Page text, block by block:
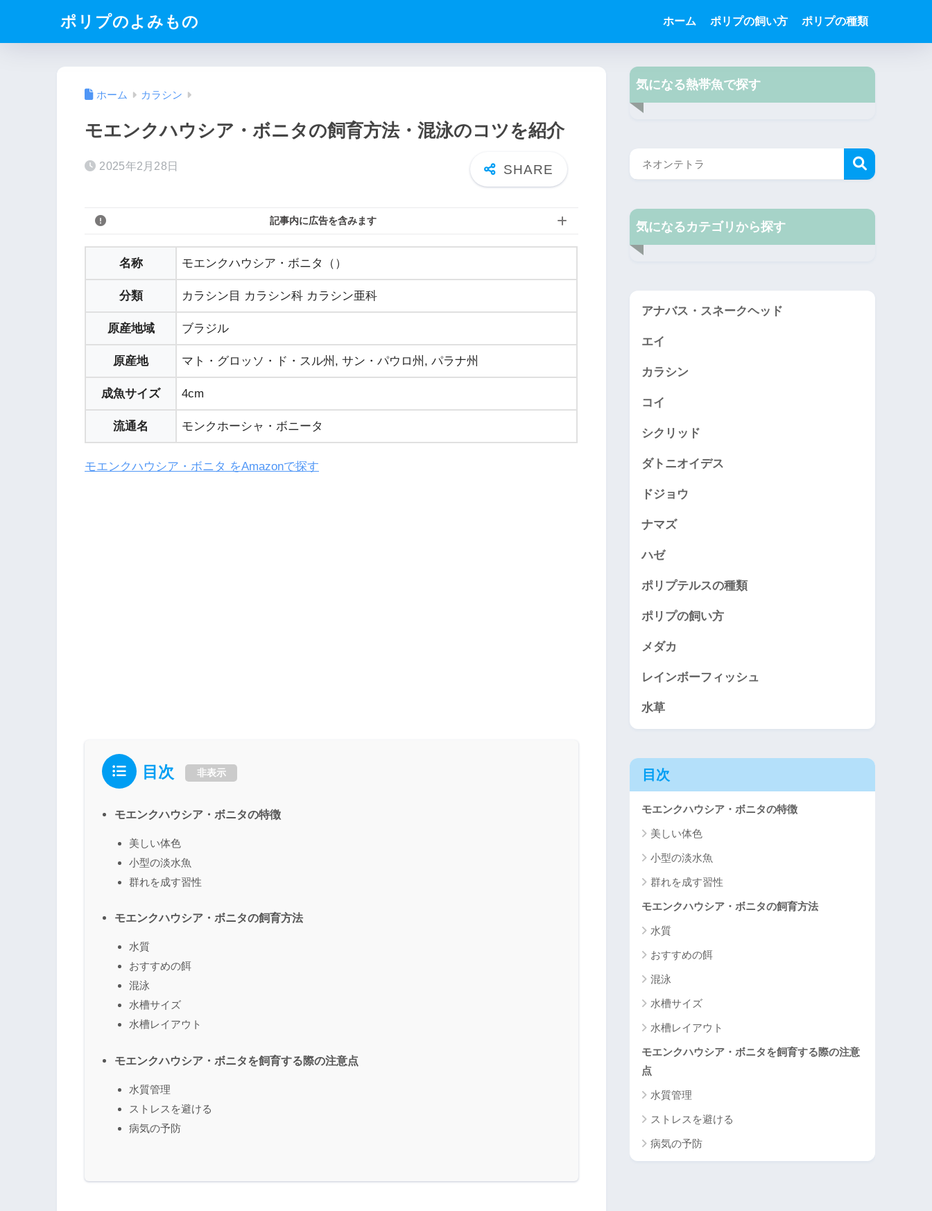
ポリプのよみもの ホーム ポリプの飼い方 ポリプの種類
ホーム カラシン
モエンクハウシア・ボニタの飼育方法・混泳のコツを紹介
2025年2月28日
記事内に広告を含みます
名称 モエンクハウシア・ボニタ（）
分類 カラシン目 カラシン科 カラシン亜科
原産地域 ブラジル
原産地 マト・グロッソ・ド・スル州, サン・パウロ州, パラナ州
成魚サイズ 4cm
流通名 モンクホーシャ・ボニータ
モエンクハウシア・ボニタ をAmazonで探す
目次 非表示
モエンクハウシア・ボニタの特徴
美しい体色
小型の淡水魚
群れを成す習性
モエンクハウシア・ボニタの飼育方法
水質
おすすめの餌
混泳
水槽サイズ
水槽レイアウト
モエンクハウシア・ボニタを飼育する際の注意点
水質管理
ストレスを避ける
病気の予防
気になる熱帯魚で探す
気になるカテゴリから探す
アナバス・スネークヘッド
エイ
カラシン
コイ
シクリッド
ダトニオイデス
ドジョウ
ナマズ
ハゼ
ポリプテルスの種類
ポリプの飼い方
メダカ
レインボーフィッシュ
水草
目次
モエンクハウシア・ボニタの特徴
美しい体色
小型の淡水魚
群れを成す習性
モエンクハウシア・ボニタの飼育方法
水質
おすすめの餌
混泳
水槽サイズ
水槽レイアウト
モエンクハウシア・ボニタを飼育する際の注意
点
水質管理
ストレスを避ける
病気の予防